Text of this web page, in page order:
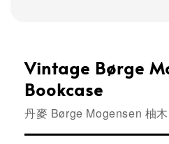
Vintage Børge
Bookcase
丹麥 Børge Mogensen 柚